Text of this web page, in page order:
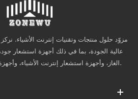
مزوّد حلول منتجات وتقنيات إنترنت الأشياء.
عالية الجودة، بما في ذلك أجهزة استشعار
الغاز، وأجهزة استشعار إنترنت الأشياء، وأجهزة استشعار الزراعة الذكية.